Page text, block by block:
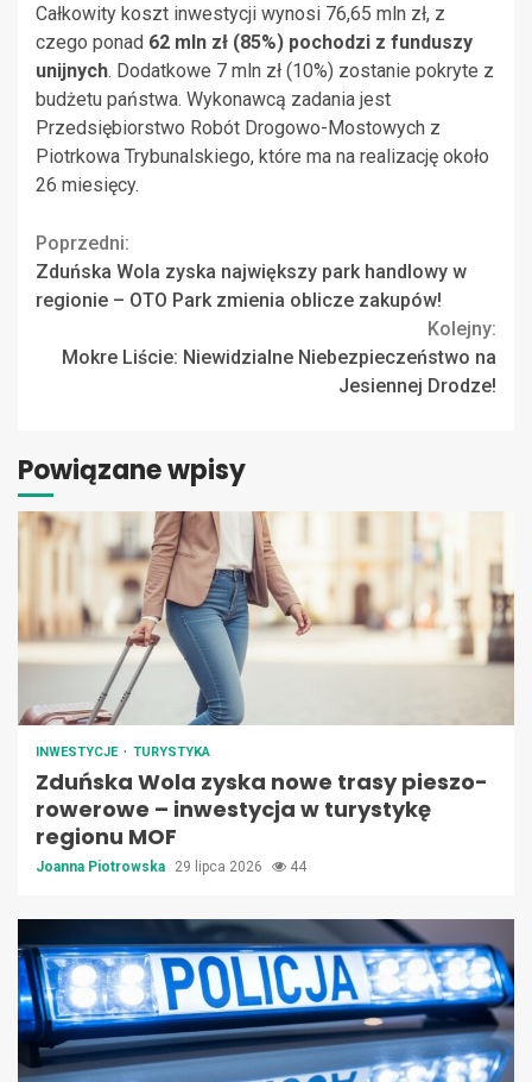
Całkowity koszt inwestycji wynosi 76,65 mln zł, z
czego ponad 62 mln zł (85%) pochodzi z funduszy
unijnych. Dodatkowe 7 mln zł (10%) zostanie pokryte z
budżetu państwa. Wykonawcą zadania jest
Przedsiębiorstwo Robót Drogowo-Mostowych z
Piotrkowa Trybunalskiego, które ma na realizację około
26 miesięcy.
Continue
Reading
Poprzedni:
Zduńska Wola zyska największy park handlowy w
regionie – OTO Park zmienia oblicze zakupów!
Kolejny:
Mokre Liście: Niewidzialne Niebezpieczeństwo na
Jesiennej Drodze!
Powiązane wpisy
INWESTYCJE TURYSTYKA
Zduńska Wola zyska nowe trasy pieszo-
rowerowe – inwestycja w turystykę
regionu MOF
Joanna Piotrowska 29 lipca 2026 44